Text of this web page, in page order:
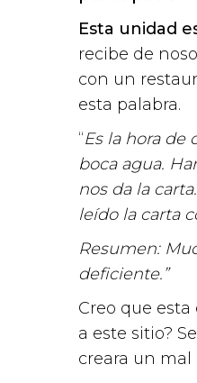
Esta unidad
recibe de
con un
esta palabra.
“Es la hora
boca agua.
nos da la
leído la carta
Resumen:
deficiente.”
Creo que
a este sitio?
creara un mal